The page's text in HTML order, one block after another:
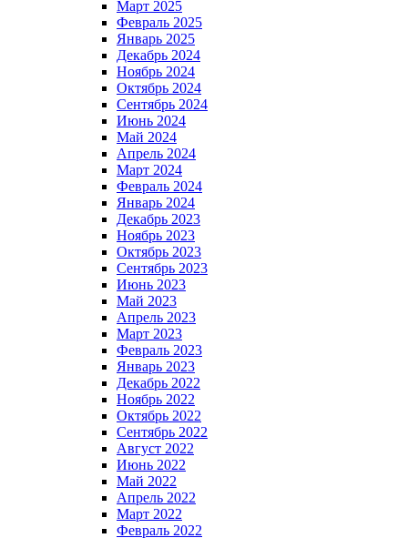
Март 2025
Февраль 2025
Январь 2025
Декабрь 2024
Ноябрь 2024
Октябрь 2024
Сентябрь 2024
Июнь 2024
Май 2024
Апрель 2024
Март 2024
Февраль 2024
Январь 2024
Декабрь 2023
Ноябрь 2023
Октябрь 2023
Сентябрь 2023
Июнь 2023
Май 2023
Апрель 2023
Март 2023
Февраль 2023
Январь 2023
Декабрь 2022
Ноябрь 2022
Октябрь 2022
Сентябрь 2022
Август 2022
Июнь 2022
Май 2022
Апрель 2022
Март 2022
Февраль 2022